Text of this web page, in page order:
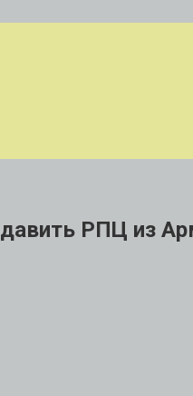
РПЦ из